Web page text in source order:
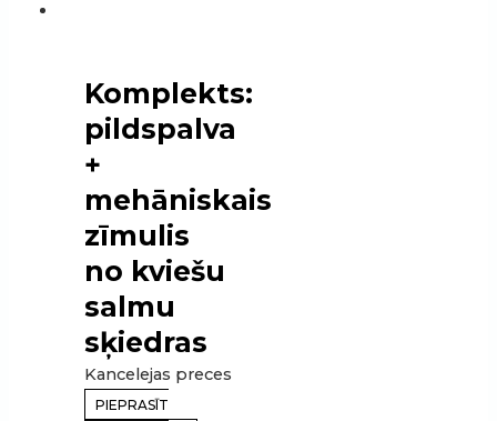
Komplekts:
pildspalva
+
mehāniskais
zīmulis
no kviešu
salmu
sķiedras
Kancelejas preces
PIEPRASĪT